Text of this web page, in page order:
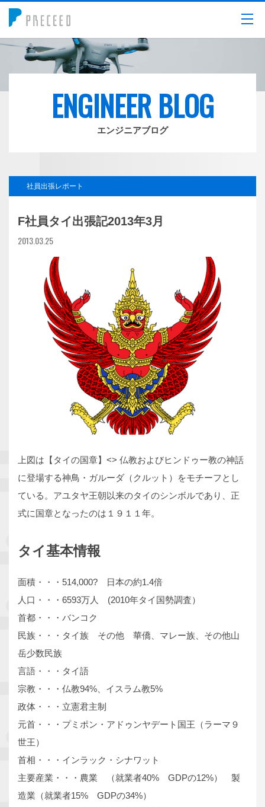
ENGINEER BLOG
エンジニアブログ
社員出張レポート
F社員タイ出張記2013年3月
2013.03.25
上図は【タイの国章】<> 仏教およびヒンドゥー教の神話
に登場する神鳥・ガルーダ（クルット）をモチーフとし
ている。アユタヤ王朝以来のタイのシンボルであり、正
式に国章となったのは１９１１年。
タイ基本情報
面積・・・514,000? 日本の約1.4倍
人口・・・6593万人 (2010年タイ国勢調査）
首都・・・バンコク
民族・・・タイ族 その他 華僑、マレー族、その他山
岳少数民族
言語・・・タイ語
宗教・・・仏教94%、イスラム教5%
政体・・・立憲君主制
元首・・・プミポン・アドゥンヤデート国王（ラーマ９
世王）
首相・・・インラック・シナワット
主要産業・・・農業 （就業者40% GDPの12%） 製
造業（就業者15% GDPの34%）